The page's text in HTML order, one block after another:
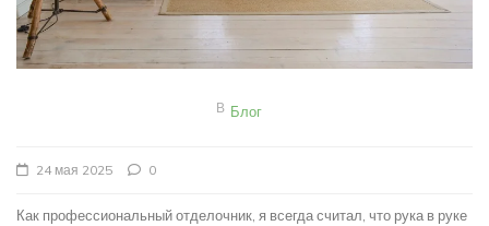
В Блог
24 мая 2025 0
Как профессиональный отделочник, я всегда считал, что рука в руке